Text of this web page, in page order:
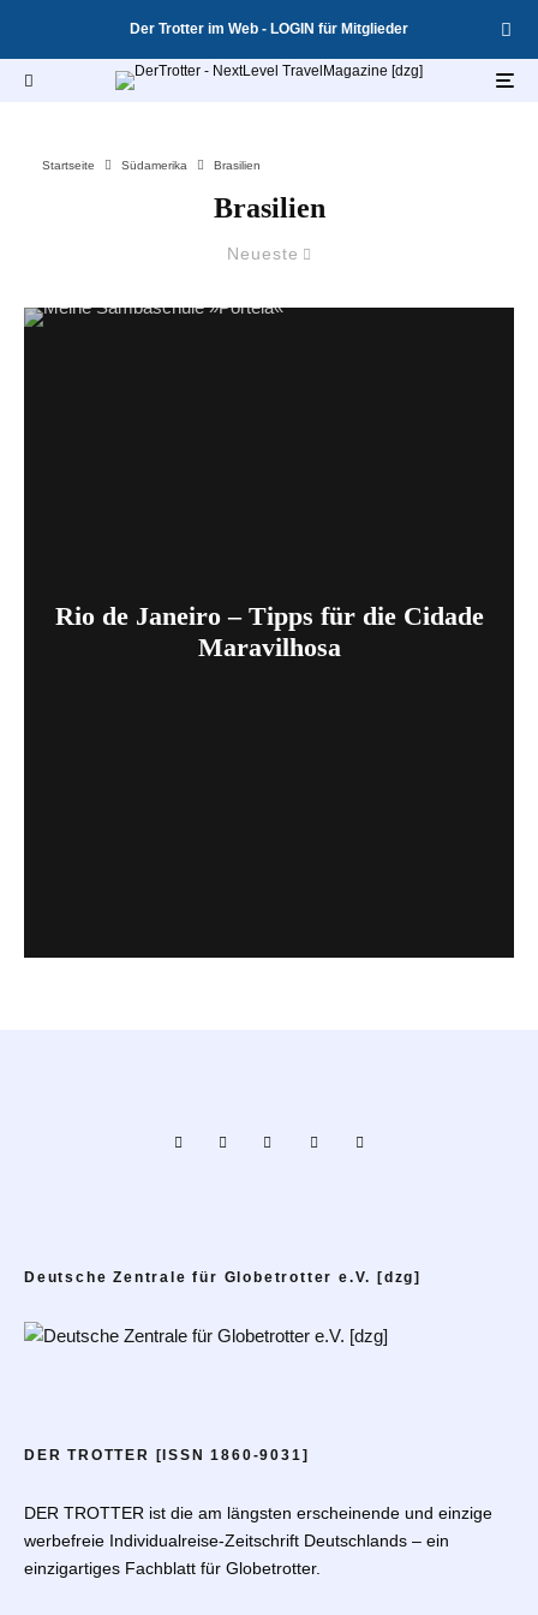
Der Trotter im Web - LOGIN für Mitglieder
Startseite Südamerika Brasilien
Brasilien
Neueste
Rio de Janeiro – Tipps für die Cidade
Maravilhosa
Deutsche Zentrale für Globetrotter e.V. [dzg]
DER TROTTER [ISSN 1860-9031]
DER TROTTER ist die am längsten erscheinende und einzige
werbefreie Individualreise-Zeitschrift Deutschlands – ein
einzigartiges Fachblatt für Globetrotter.